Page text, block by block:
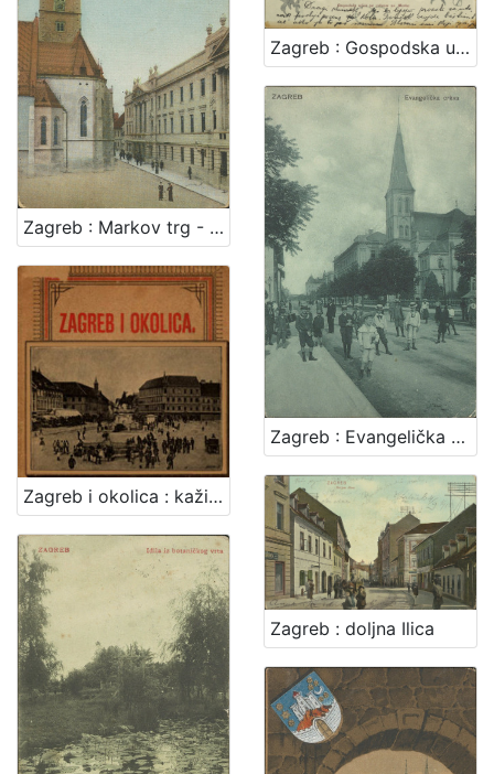
Zagreb : Markov trg - Kr. sabor
Zagreb i okolica : kažiput za urodjenike i strance : sa 43 slike i 2 nacrta / složio A. Hudovski
Zagreb : Gospodska ulica sa crkvom sv. Marka
Zagreb : Evangelička crkva
Zagreb : doljna Ilica